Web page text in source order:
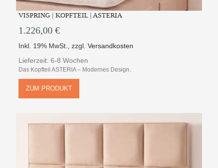
VISPRING | KOPFTEIL | ASTERIA
1.226,00 €
Inkl. 19% MwSt. ,zzgl.Versandkosten
Lieferzeit: 6-8 Wochen
Das Kopfteil ASTERIA – Modernes Design.
ZUM PRODUKT